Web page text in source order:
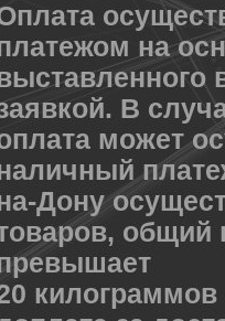
на
В
может
Дону
общий